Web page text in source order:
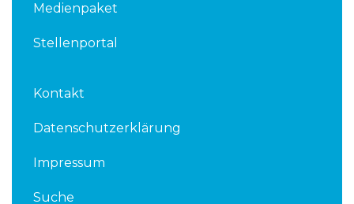
Medienpaket
Stellenportal
Kontakt
Datenschutzerklärung
Impressum
Suche